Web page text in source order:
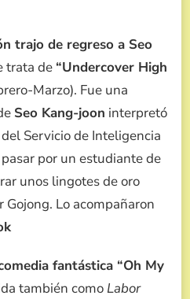
trajo de regreso a Seo
trata de “Undercover High
Marzo). Fue una
Seo Kang-joon interpretó
Servicio de Inteligencia
por un estudiante de
unos lingotes de oro
Lo acompañaron
fantástica “Oh My
también como Labor